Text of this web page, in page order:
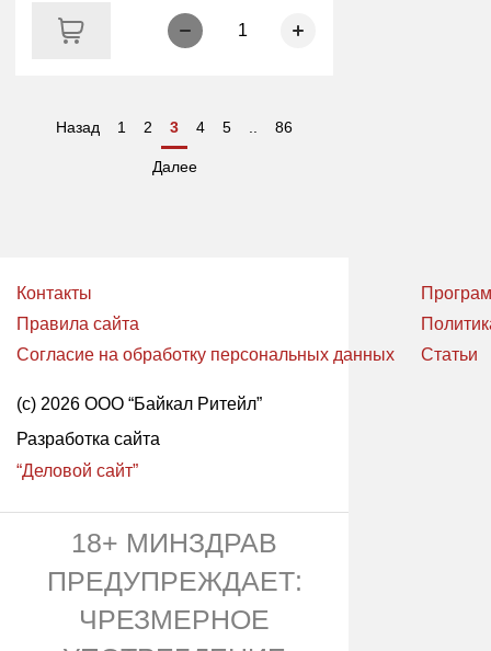
1
Назад 1 2 3 4 5 86
Далее
Контакты
Правила сайта
Согласие на обработку персональных данных
Статьи
(с) 2026 ООО “Байкал Ритейл”
Разработка сайта
“Деловой сайт”
18+ МИНЗДРАВ
ПРЕДУПРЕЖДАЕТ:
ЧРЕЗМЕРНОЕ